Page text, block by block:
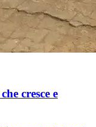
cresce e